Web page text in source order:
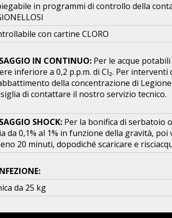
in programmi di controllo della
con cartine CLORO
IN CONTINUO: Per le acque
inferiore a 0,2 p.p.m. di Cl₂. Per
della concentrazione di
di contattare il nostro servizio tecnico.
SHOCK: Per la bonifica di serbatoio
da 0,1% al 1% in funzione della gravità,
20 minuti, dopodiché scaricare e
da 25 kg